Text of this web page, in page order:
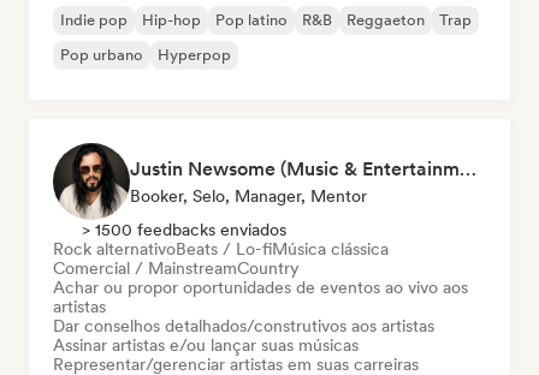
Indie pop Hip-hop Pop latino R&B Reggaeton
Trap
Pop urbano
Hyperpop
Justin Newsome (Music & Entertainment Executive | A&R, Artist Development & Partnerships | Applied AI & Systems Strategy)
Booker, Selo, Manager, Mentor
> 1500 feedbacks enviados
Rock alternativoBeats / Lo-fiMúsica clássica
Comercial / MainstreamCountry
Achar ou propor oportunidades de eventos ao vivo aos
artistas
Dar conselhos detalhados/construtivos aos artistas
Assinar artistas e/ou lançar suas músicas
Representar/gerenciar artistas em suas carreiras